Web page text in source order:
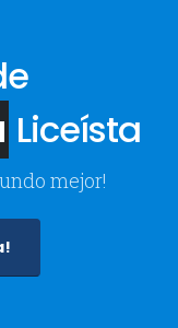
Liceísta
mejor!